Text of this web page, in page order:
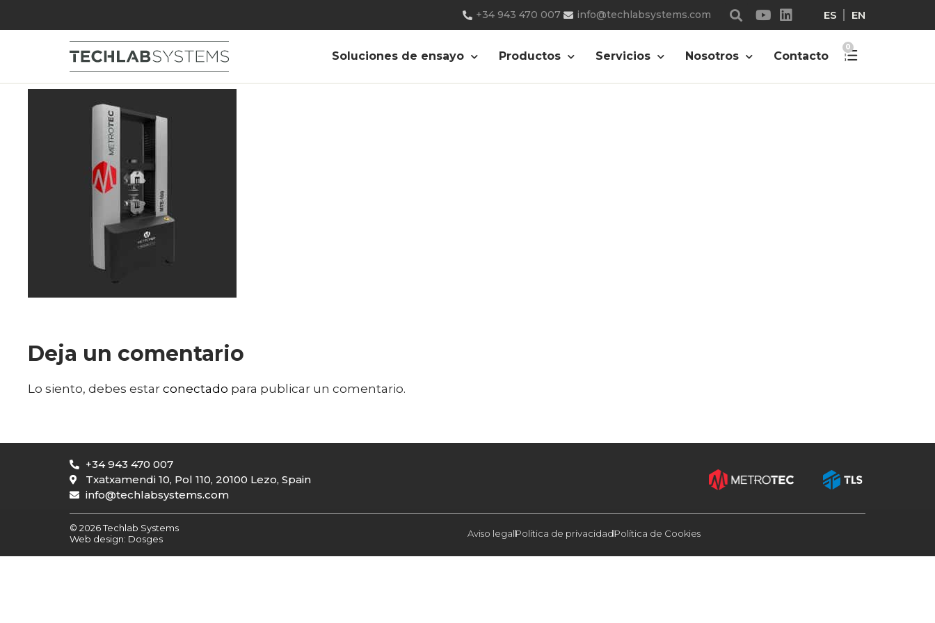
+34 943 470 007 info@techlabsystems.com ES EN
Soluciones de ensayo Productos Servicios Nosotros Contacto
0
MTE100-Maquina-universal-ensayos
Deja un comentario
Lo siento, debes estar conectado para publicar un comentario.
+34 943 470 007
Txatxamendi 10, Pol 110, 20100 Lezo, Spain
info@techlabsystems.com
© 2026 Techlab Systems
Web design: Dosges
Aviso legalPolítica de privacidadPolítica de Cookies